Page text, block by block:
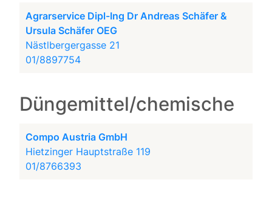
Agrarservice Dipl-Ing Dr Andreas Schäfer &
Ursula Schäfer OEG
Nästlbergergasse 21
01/8897754
Düngemittel/chemische
Compo Austria GmbH
Hietzinger Hauptstraße 119
01/8766393